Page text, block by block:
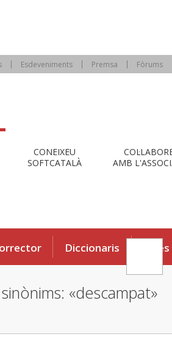
Esdeveniments Premsa Fòrums
CONEIXEU
SOFTCATALÀ
AMB
Diccionaris Eines
«descampat»